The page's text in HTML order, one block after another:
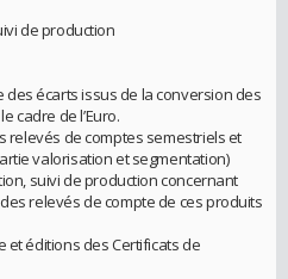
de production
écarts issus de la conversion des
cadre de l’Euro.
relevés de comptes semestriels et
valorisation et segmentation)
suivi de production concernant
relevés de compte de ces produits
et éditions des Certificats de